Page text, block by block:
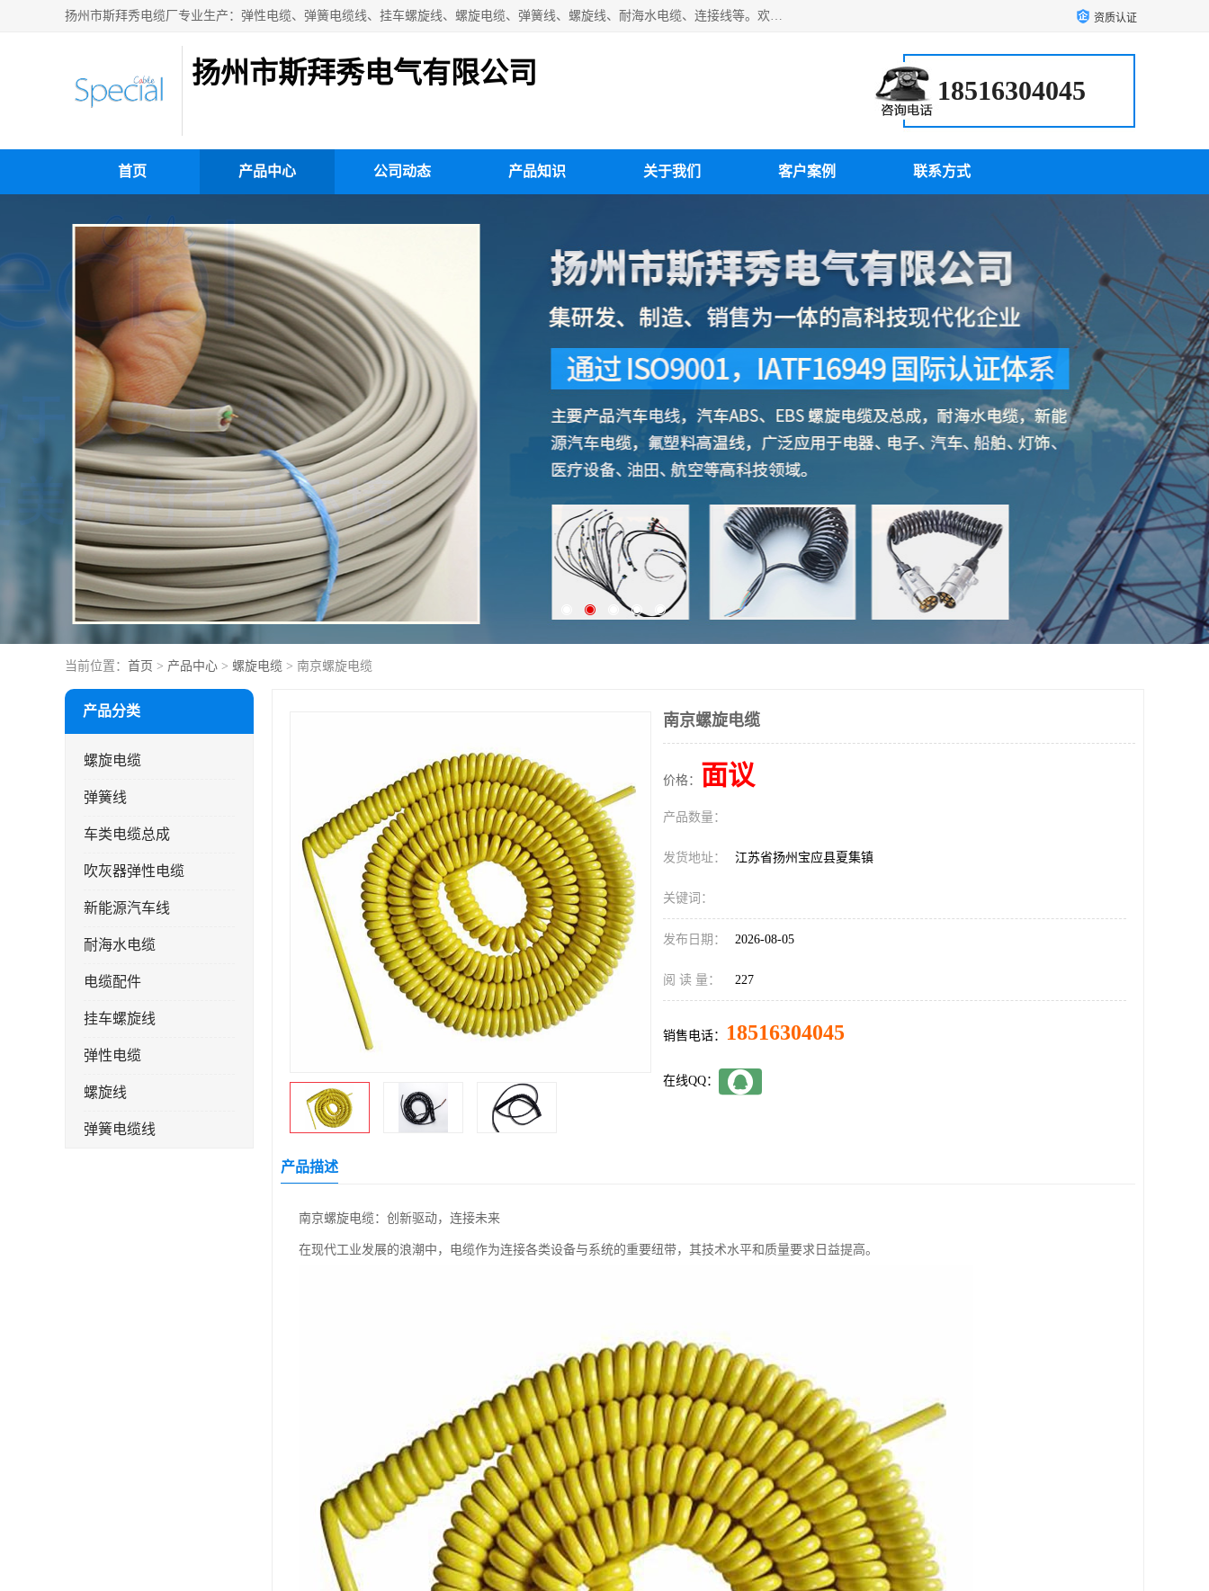
扬州市斯拜秀电缆厂专业生产：弹性电缆、弹簧电缆线、挂车螺旋线、螺旋电缆、弹簧线、螺旋线、耐海水电缆、连接线等。欢迎来电咨询！ 资质认证
扬州市斯拜秀电气有限公司
18516304045
首页 产品中心 公司动态 产品知识 关于我们 客户案例 联系方式
当前位置： 首页 > 产品中心 > 螺旋电缆 > 南京螺旋电缆
产品分类
螺旋电缆
弹簧线
车类电缆总成
吹灰器弹性电缆
新能源汽车线
耐海水电缆
电缆配件
挂车螺旋线
弹性电缆
螺旋线
弹簧电缆线
南京螺旋电缆
价格： 面议
产品数量：
发货地址： 江苏省扬州宝应县夏集镇
关键词：
发布日期： 2026-08-05
阅 读 量： 227
销售电话： 18516304045
在线QQ：
产品描述
南京螺旋电缆：创新驱动，连接未来
在现代工业发展的浪潮中，电缆作为连接各类设备与系统的重要纽带，其技术水平和质量要求日益提高。